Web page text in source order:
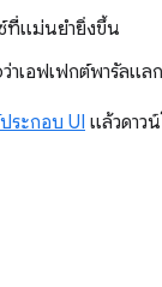
ที่แม่นยำยิ่งขึ้น
าเอฟเฟกต์พารัลแล
ระกอบ UI แล้วดาว